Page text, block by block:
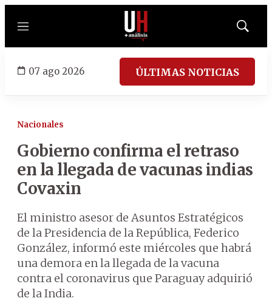
Menú
Mostrar
07 ago 2026 ÚLTIMAS NOTICIAS
Nacionales
Gobierno confirma el retraso
en la llegada de vacunas indias
Covaxin
El ministro asesor de Asuntos Estratégicos
de la Presidencia de la República, Federico
González, informó este miércoles que habrá
una demora en la llegada de la vacuna
contra el coronavirus que Paraguay adquirió
de la India.